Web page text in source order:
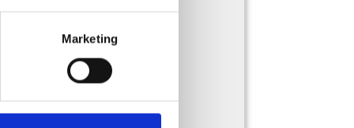
Marketing